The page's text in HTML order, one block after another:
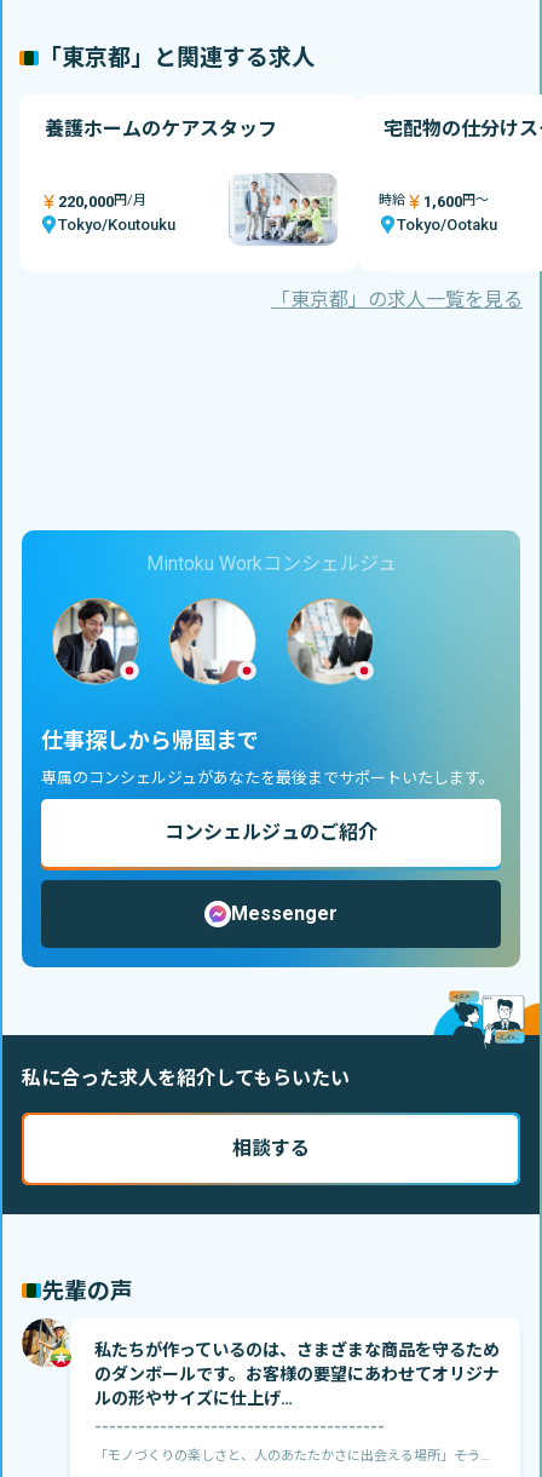
「東京都」と関連する求人
養護ホームのケアスタッフ
220,000円/月
Tokyo/Koutouku
宅配物の仕分け
時給 1,600円～
Tokyo/Ootaku
「東京都」の求人一覧を見る
Mintoku Workコンシェルジュ
仕事探しから帰国まで
専属のコンシェルジュがあなたを最後までサポートいたします。
コンシェルジュのご紹介
Messenger
私に合った求人を紹介してもらいたい
相談する
先輩の声
私たちが作っているのは、さまざまな商品を守るため
のダンボールです。お客様の要望にあわせてオリジナ
ルの形やサイズに仕上げ…
----------------------------------------
「モノづくりの楽しさと、人のあたたかさに出会える場所」――そう感